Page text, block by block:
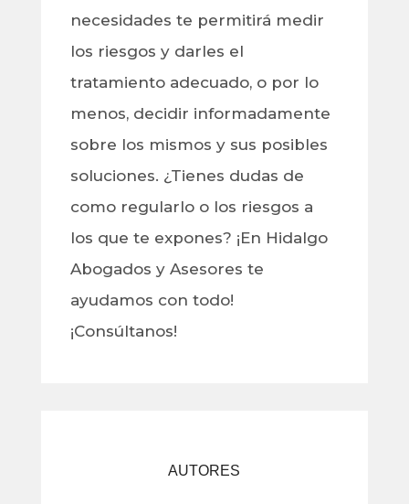
necesidades te permitirá medir
los riesgos y darles el
tratamiento adecuado, o por lo
menos, decidir informadamente
sobre los mismos y sus posibles
soluciones. ¿Tienes dudas de
como regularlo o los riesgos a
los que te expones? ¡En Hidalgo
Abogados y Asesores te
ayudamos con todo!
¡Consúltanos!
AUTORES